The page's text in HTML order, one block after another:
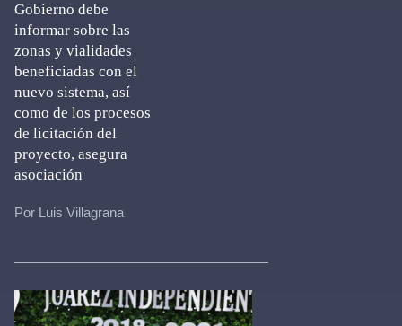
Gobierno debe
informar sobre las
zonas y vialidades
beneficiadas con el
nuevo sistema, así
como de los procesos
de licitación del
proyecto, asegura
asociación
Por Luis Villagrana